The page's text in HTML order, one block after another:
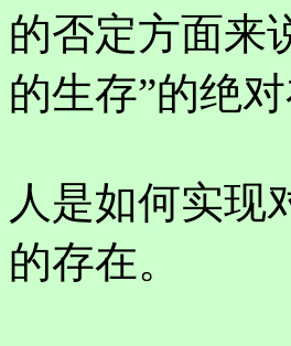
的否定方面来
的生存”的绝对
人是如何实现
的存在。